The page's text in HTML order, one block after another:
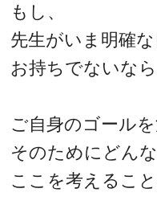
もし、
先生がいま明確
お持ちでないなら
ご自身のゴールを
そのためにどん
ここを考えること